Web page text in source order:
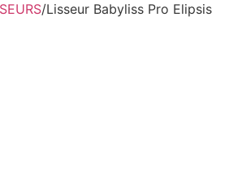
/Lisseur Babyliss Pro Elipsis